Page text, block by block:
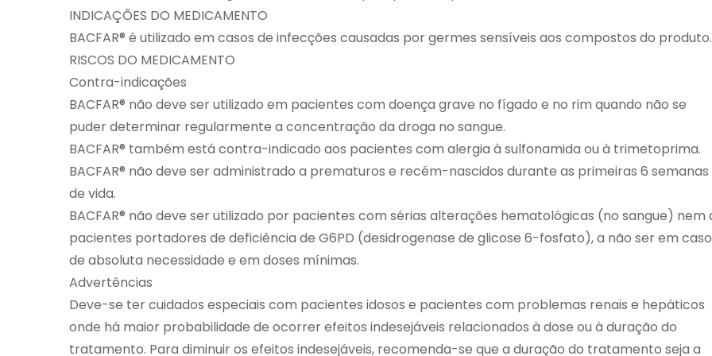
INDICAÇÕES DO MEDICAMENTO
BACFAR® é utilizado em casos de infecções causadas por germes sensíveis aos compostos do produto.
RISCOS DO MEDICAMENTO
Contra-indicações
BACFAR® não deve ser utilizado em pacientes com doença grave no fígado e no rim quando não se
puder determinar regularmente a concentração da droga no sangue.
BACFAR® também está contra-indicado aos pacientes com alergia à sulfonamida ou à trimetoprima.
BACFAR® não deve ser administrado a prematuros e recém-nascidos durante as primeiras 6 semanas
de vida.
BACFAR® não deve ser utilizado por pacientes com sérias alterações hematológicas (no sangue) nem
pacientes portadores de deficiência de G6PD (desidrogenase de glicose 6-fosfato), a não ser em
de absoluta necessidade e em doses mínimas.
Advertências
Deve-se ter cuidados especiais com pacientes idosos e pacientes com problemas renais e hepáticos
onde há maior probabilidade de ocorrer efeitos indesejáveis relacionados à dose ou à duração do
tratamento. Para diminuir os efeitos indesejáveis, recomenda-se que a duração do tratamento seja a